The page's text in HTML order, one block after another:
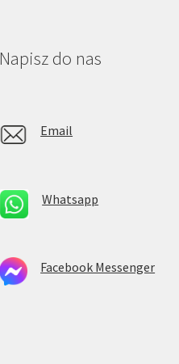
Napisz do nas
Email
Whatsapp
Facebook Messenger